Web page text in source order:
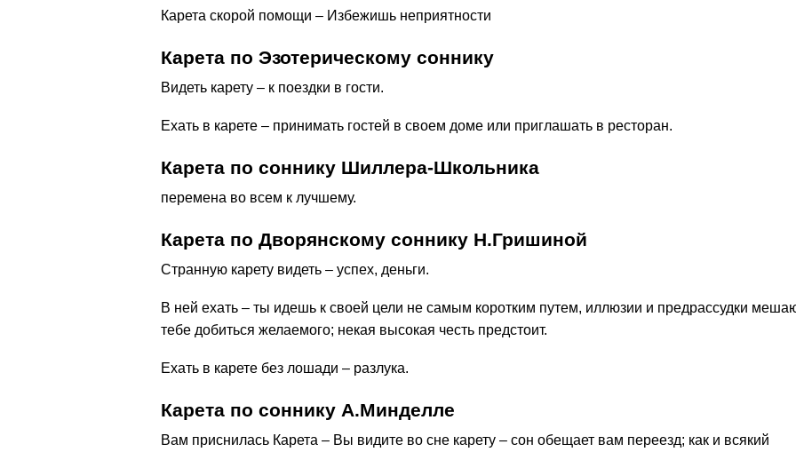
Карета скорой помощи – Избежишь неприятности
Карета по Эзотерическому соннику
Видеть карету – к поездки в гости.
Ехать в карете – принимать гостей в своем доме или приглашать в ресторан.
Карета по соннику Шиллера-Школьника
перемена во всем к лучшему.
Карета по Дворянскому соннику Н.Гришиной
Странную карету видеть – успех, деньги.
В ней ехать – ты идешь к своей цели не самым коротким путем, иллюзии и предрассудки
тебе добиться желаемого; некая высокая честь предстоит.
Ехать в карете без лошади – разлука.
Карета по соннику А.Минделле
Вам приснилась Карета – Вы видите во сне карету – сон обещает вам переезд; как и всякий